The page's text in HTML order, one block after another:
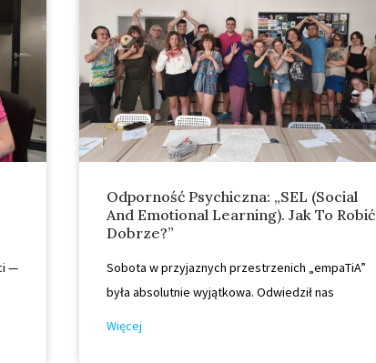
—
Odporność Psychiczna: „SEL (Social
And Emotional Learning). Jak To Robić
Dobrze?”
Sobota w przyjaznych przestrzenich „empaTiA”
była absolutnie wyjątkowa. Odwiedził nas
Więcej